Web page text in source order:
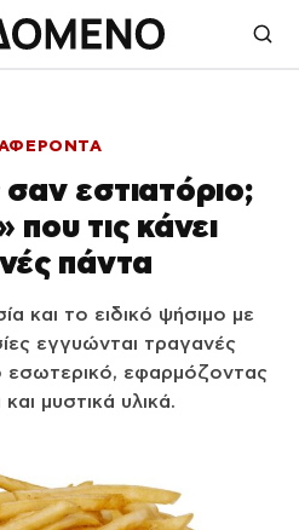
εστιατόριο;
που τις κάνει
πάντα
και το ειδικό ψήσιμο με
εγγυώνται τραγανές
εσωτερικό, εφαρμόζοντας
μυστικά υλικά.